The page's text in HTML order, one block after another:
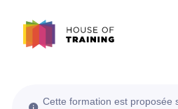
Cette formation est proposée